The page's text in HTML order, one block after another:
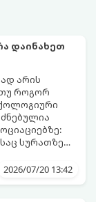
დაინახეთ
არის
როგორ
სურათზე
2026/07/20 13:42